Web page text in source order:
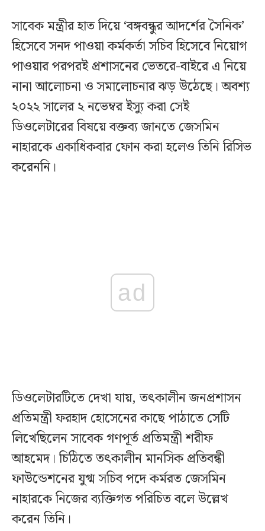
সাবেক মন্ত্রীর হাত দিয়ে ‘বঙ্গবন্ধুর আদর্শের সৈনিক’
হিসেবে সনদ পাওয়া কর্মকর্তা সচিব হিসেবে নিয়োগ
পাওয়ার পরপরই প্রশাসনের ভেতরে-বাইরে এ নিয়ে
নানা আলোচনা ও সমালোচনার ঝড় উঠেছে। অবশ্য
২০২২ সালের ২ নভেম্বর ইস্যু করা সেই
ডিওলেটারের বিষয়ে বক্তব্য জানতে জেসমিন
নাহারকে একাধিকবার ফোন করা হলেও তিনি রিসিভ
করেননি।
ad
ডিওলেটারটিতে দেখা যায়, তৎকালীন জনপ্রশাসন
প্রতিমন্ত্রী ফরহাদ হোসেনের কাছে পাঠাতে সেটি
লিখেছিলেন সাবেক গণপূর্ত প্রতিমন্ত্রী শরীফ
আহমেদ। চিঠিতে তৎকালীন মানসিক প্রতিবন্ধী
ফাউন্ডেশনের যুগ্ম সচিব পদে কর্মরত জেসমিন
নাহারকে নিজের ব্যক্তিগত পরিচিত বলে উল্লেখ
করেন তিনি।